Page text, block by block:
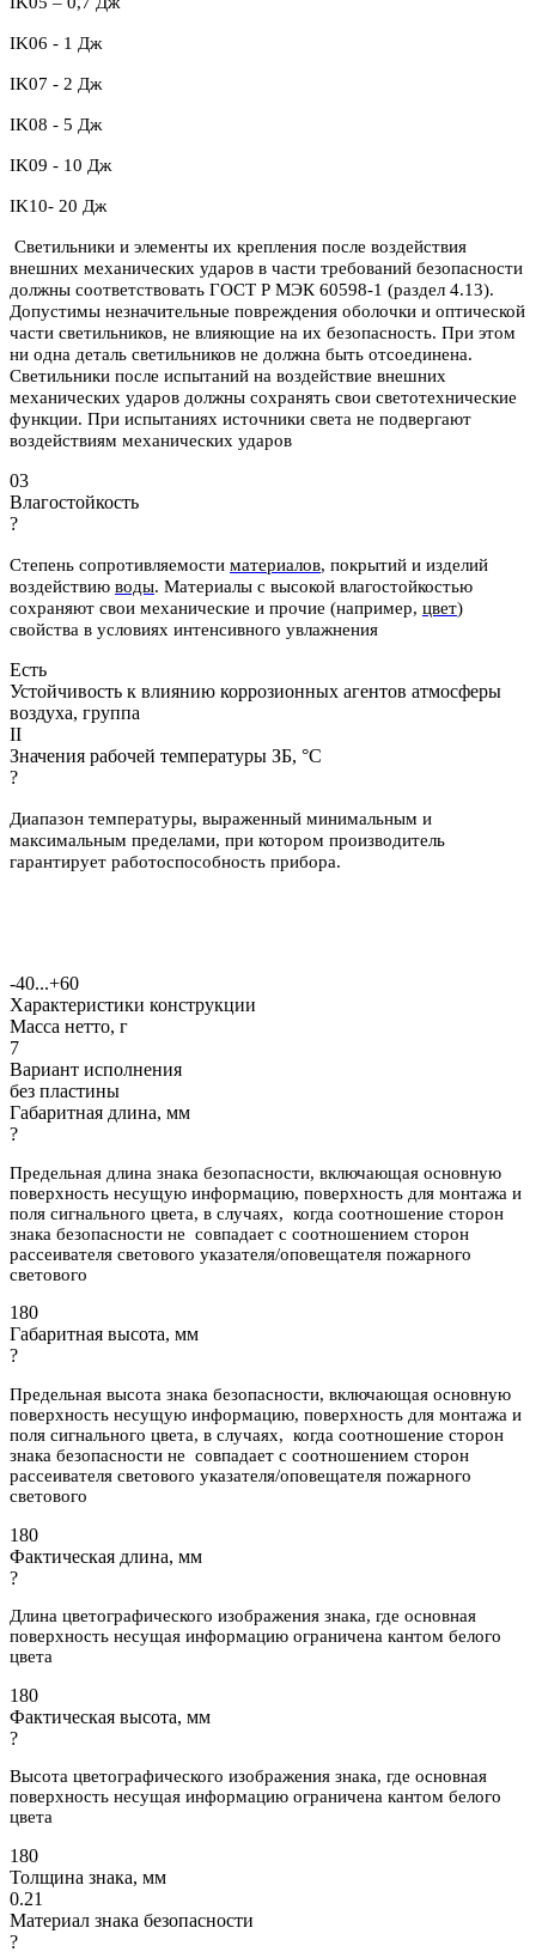
IK06 - 1 Дж
IK07 - 2 Дж
IK08 - 5 Дж
IK09 - 10 Дж
IK10- 20 Дж
Светильники и элементы их крепления после воздействия
внешних механических ударов в части требований безопасности
должны соответствовать ГОСТ Р МЭК 60598-1 (раздел 4.13).
Допустимы незначительные повреждения оболочки и оптической
части светильников, не влияющие на их безопасность. При этом
ни одна деталь светильников не должна быть отсоединена.
Светильники после испытаний на воздействие внешних
механических ударов должны сохранять свои светотехнические
функции. При испытаниях источники света не подвергают
воздействиям механических ударов
03
Влагостойкость
?
Степень сопротивляемости материалов, покрытий и изделий
воздействию воды. Материалы с высокой влагостойкостью
сохраняют свои механические и прочие (например, цвет)
свойства в условиях интенсивного увлажнения
Есть
Устойчивость к влиянию коррозионных агентов атмосферы
воздуха, группа
II
Значения рабочей температуры ЗБ, °С
?
Диапазон температуры, выраженный минимальным и
максимальным пределами, при котором производитель
гарантирует работоспособность прибора.
-40...+60
Характеристики конструкции
Масса нетто, г
7
Вариант исполнения
без пластины
Габаритная длина, мм
?
Предельная длина знака безопасности, включающая основную
поверхность несущую информацию, поверхность для монтажа и
поля сигнального цвета, в случаях, когда соотношение сторон
знака безопасности не совпадает с соотношением сторон
рассеивателя светового указателя/оповещателя пожарного
светового
180
Габаритная высота, мм
?
Предельная высота знака безопасности, включающая основную
поверхность несущую информацию, поверхность для монтажа и
поля сигнального цвета, в случаях, когда соотношение сторон
знака безопасности не совпадает с соотношением сторон
рассеивателя светового указателя/оповещателя пожарного
светового
180
Фактическая длина, мм
?
Длина цветографического изображения знака, где основная
поверхность несущая информацию ограничена кантом белого
цвета
180
Фактическая высота, мм
?
Высота цветографического изображения знака, где основная
поверхность несущая информацию ограничена кантом белого
цвета
180
Толщина знака, мм
0.21
Материал знака безопасности
?